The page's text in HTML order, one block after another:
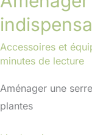
Accessoires et
minutes de lecture
Aménager une
plantes